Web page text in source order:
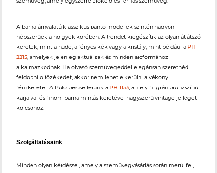
A barna árnyalatú klasszikus panto modellek szintén nagyon
népszerűek a hölgyek körében. A trendet kiegészítik az olyan átlátszó
keretek, mint a nude, a fényes kék vagy a kristály, mint például a PH
2215, amelyek jelenleg aktuálisak és minden arcformához
alkalmazkodnak. Ha olvasó szemüvegeddel elegánsan szeretnéd
feldobni öltözékedet, akkor nem lehet elkerülni a vékony
fémkeretet. A Polo bestsellerünk a PH 1153, amely filigrán bronzszínű
karjaival és finom barna mintás keretével nagyszerű vintage jelleget
kölcsönöz.
Szolgáltatásaink
Minden olyan kérdéssel, amely a szemüvegvásárlás során merül fel,